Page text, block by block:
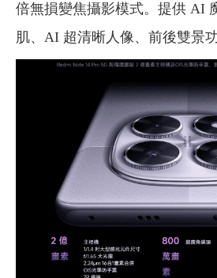
倍無損變焦攝影模式。提供 AI
肌、AI 超清晰人像、前後雙景功